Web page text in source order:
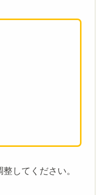
してください。